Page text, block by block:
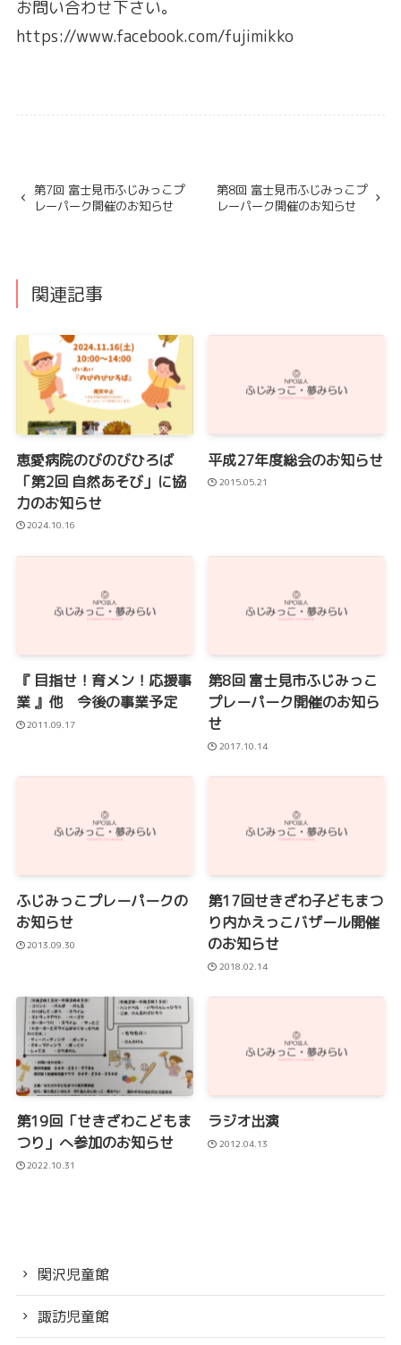
お問い合わせ下さい。
https://www.facebook.com/fujimikko
第7回 富士見市ふじみっこプ
レーパーク開催のお知らせ
第8回 富士見市ふじみっこプ
レーパーク開催のお知らせ
関連記事
恵愛病院のびのびひろば
「第2回 自然あそび」に協
力のお知らせ
2024.10.16
平成27年度総会のお知らせ
2015.05.21
『 目指せ！育メン！応援事
業 』他 今後の事業予定
2011.09.17
第8回 富士見市ふじみっこ
プレーパーク開催のお知ら
せ
2017.10.14
ふじみっこプレーパークの
お知らせ
2013.09.30
第17回せきざわ子どもまつ
り内かえっこバザール開催
のお知らせ
2018.02.14
第19回「せきざわこどもま
つり」へ参加のお知らせ
2022.10.31
ラジオ出演
2012.04.13
関沢児童館
諏訪児童館